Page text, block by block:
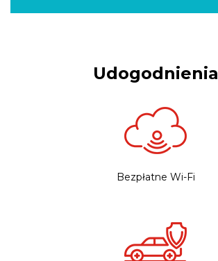
Udogodnienia
Bezpłatne Wi-Fi